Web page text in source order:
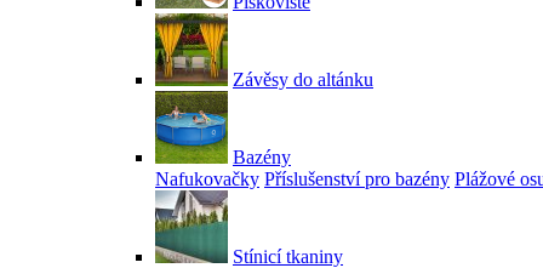
Závěsy do altánku
Bazény
Nafukovačky Příslušenství pro bazény Plážové
Stínicí tkaniny